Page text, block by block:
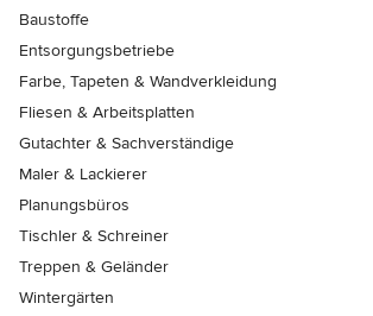
Baustoffe
Entsorgungsbetriebe
Farbe, Tapeten & Wandverkleidung
Fliesen & Arbeitsplatten
Gutachter & Sachverständige
Maler & Lackierer
Planungsbüros
Tischler & Schreiner
Treppen & Geländer
Wintergärten